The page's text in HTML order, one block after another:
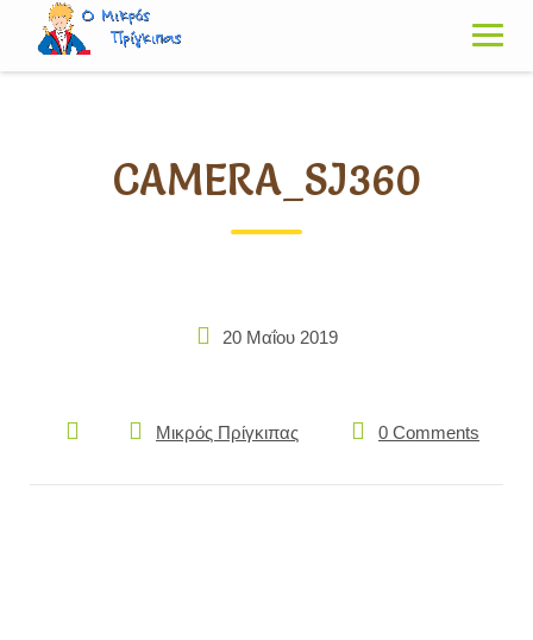
content
CAMERA_SJ360
20 Μαΐου 2019
Μικρός Πρίγκιπας 0 Comments